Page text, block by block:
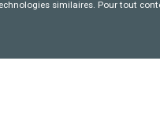
similaires. Pour tout